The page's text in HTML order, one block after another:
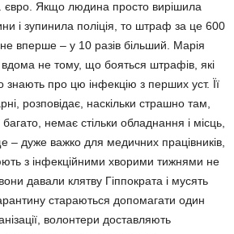
євро. Якщо людина просто вирішила
і зупинила поліція, то штраф за це 600
вперше – у 10 разів більший. Марія
не тому, що бояться штрафів, які
знають про цю інфекцію з перших уст. Її
розповідає, наскільки страшно там,
немає стільки обладнання і місць,
– дуже важко для медичних працівників,
з інфекційними хворими тижнями не
давали клятву Гіппокра­та і мусять
стараються допомагати один
волонтери доставляють